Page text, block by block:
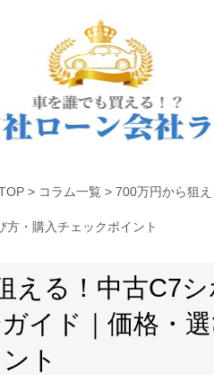
> コラム一覧 > 700万円から狙
方・購入チェックポイント
える！中古C7
イド｜価格・
ト